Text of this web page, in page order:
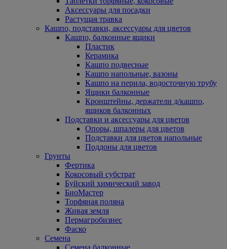
Аксессуары для посадки
Растущая травка
Кашпо, подставки, аксессуары для цветов
Кашпо, балконные ящики
Пластик
Керамика
Кашпо подвесные
Кашпо напольные, вазоны
Кашпо на перила, водосточную трубу
Ящики балконные
Кронштейны, держатели д/кашпо,
ящиков балконных
Подставки и аксессуары для цветов
Опоры, шпалеры для цветов
Подставки для цветов напольные
Поддоны для цветов
Грунты
Фертика
Кокосовый субстрат
Буйский химический завод
БиоМастер
Торфяная поляна
Живая земля
Пермагробизнес
Фаско
Семена
Семена балконные